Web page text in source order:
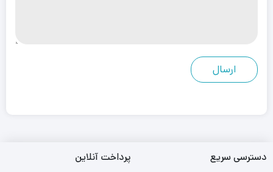
دسترسی سریع پرداخت آنلاین